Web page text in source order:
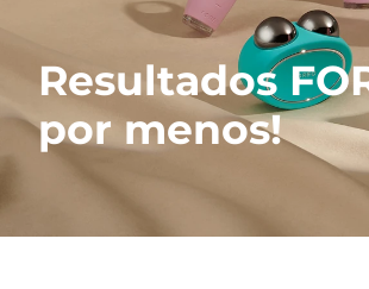
Resultados
por menos!
As
FAQ™ Pure Beauty-Tech Elixir
Deutsch
Français
Italiano
Svenska
Türkçe
País de envio